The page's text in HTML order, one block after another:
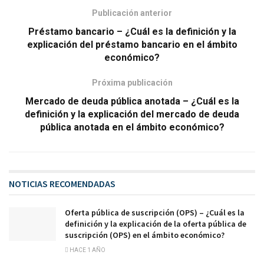
Publicación anterior
Préstamo bancario – ¿Cuál es la definición y la
explicación del préstamo bancario en el ámbito
económico?
Próxima publicación
Mercado de deuda pública anotada – ¿Cuál es la
definición y la explicación del mercado de deuda
pública anotada en el ámbito económico?
NOTICIAS RECOMENDADAS
Oferta pública de suscripción (OPS) – ¿Cuál es la
definición y la explicación de la oferta pública de
suscripción (OPS) en el ámbito económico?
HACE 1 AÑO